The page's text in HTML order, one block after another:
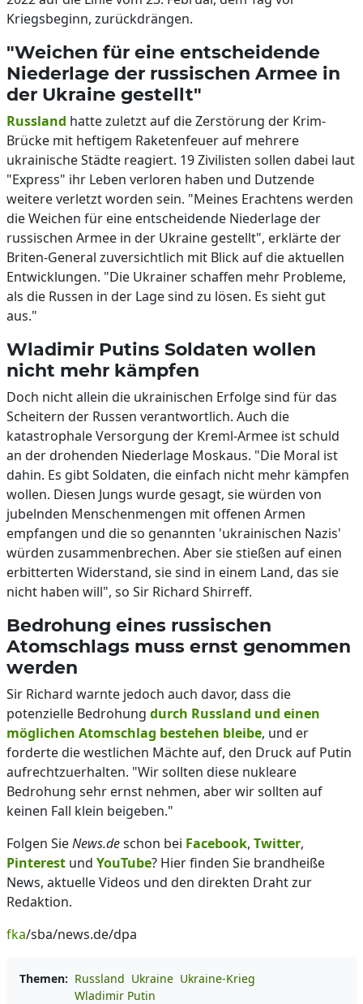
Kriegsbeginn, zurückdrängen.
"Weichen für eine entscheidende
Niederlage der russischen Armee in
der Ukraine gestellt"
Russland hatte zuletzt auf die Zerstörung der Krim-
Brücke mit heftigem Raketenfeuer auf mehrere
ukrainische Städte reagiert. 19 Zivilisten sollen dabei laut
"Express" ihr Leben verloren haben und Dutzende
weitere verletzt worden sein. "Meines Erachtens werden
die Weichen für eine entscheidende Niederlage der
russischen Armee in der Ukraine gestellt", erklärte der
Briten-General zuversichtlich mit Blick auf die aktuellen
Entwicklungen. "Die Ukrainer schaffen mehr Probleme,
als die Russen in der Lage sind zu lösen. Es sieht gut
aus."
Wladimir Putins Soldaten wollen
nicht mehr kämpfen
Doch nicht allein die ukrainischen Erfolge sind für das
Scheitern der Russen verantwortlich. Auch die
katastrophale Versorgung der Kreml-Armee ist schuld
an der drohenden Niederlage Moskaus. "Die Moral ist
dahin. Es gibt Soldaten, die einfach nicht mehr kämpfen
wollen. Diesen Jungs wurde gesagt, sie würden von
jubelnden Menschenmengen mit offenen Armen
empfangen und die so genannten 'ukrainischen Nazis'
würden zusammenbrechen. Aber sie stießen auf einen
erbitterten Widerstand, sie sind in einem Land, das sie
nicht haben will", so Sir Richard Shirreff.
Bedrohung eines russischen
Atomschlags muss ernst genommen
werden
Sir Richard warnte jedoch auch davor, dass die
potenzielle Bedrohung durch Russland und einen
möglichen Atomschlag bestehen bleibe, und er
forderte die westlichen Mächte auf, den Druck auf Putin
aufrechtzuerhalten. "Wir sollten diese nukleare
Bedrohung sehr ernst nehmen, aber wir sollten auf
keinen Fall klein beigeben."
Folgen SieNews.deschon bei Facebook, Twitter,
Pinterest und YouTube? Hier finden Sie brandheiße
News, aktuelle Videos und den direkten Draht zur
Redaktion.
fka/sba/news.de/dpa
Themen: Russland Ukraine Ukraine-Krieg
Wladimir Putin